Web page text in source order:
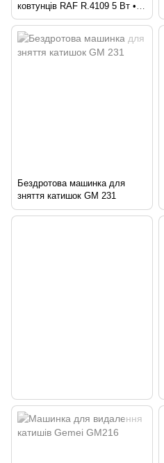
ковтунців RAF R.4109 5 Вт •
Катишкоріз Lint Remover RAF
R.4109 для одягу, светрів і
текстилю
Бездротова машинка для
зняття катишок GM 231